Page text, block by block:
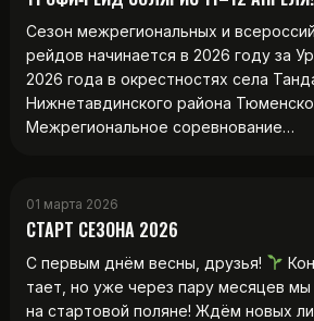
Сезон межрегиональных и
рейдов начинается в 2026 году за
2026 года в окрестностях села
Нижнетавдинского района
Межрегиональное соревнование…
01 марта 2026
СТАРТ СЕЗОНА 2026
С первым днём весны, друзья!
тает, но уже через пару месяцев
на стартовой поляне! Ждём новых